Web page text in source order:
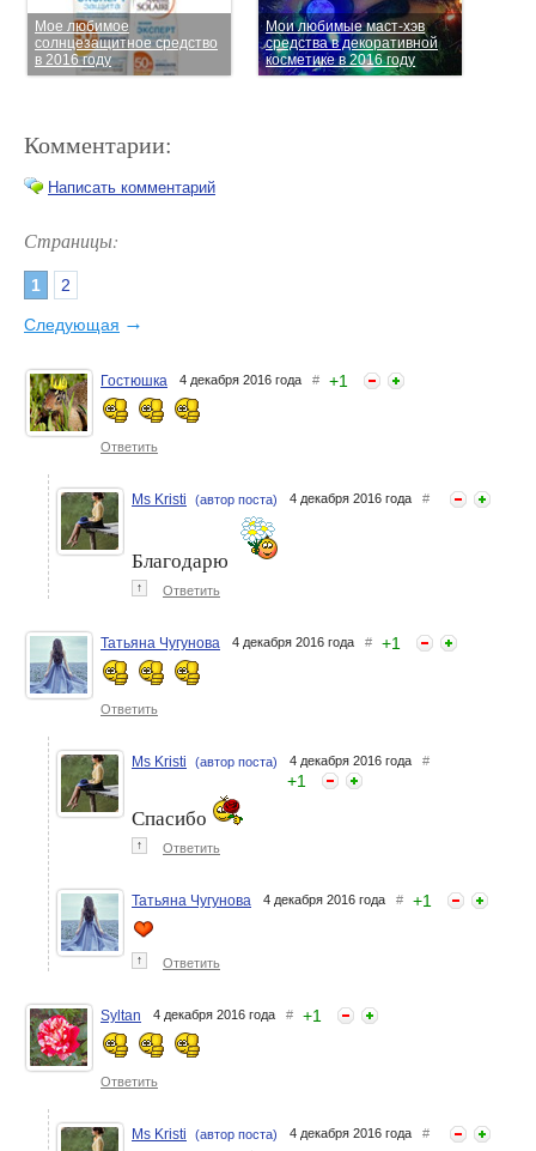
Мое любимое
солнцезащитное средство
в 2016 году
Мои любимые маст-хэв
средства в декоративной
косметике в 2016 году
Мои любимые средства у
Мои бьюти-открытия: 5
лучших средств для
очищения лица
Любимые средства от
Комментарии:
Написать комментарий
Страницы:
1 2
Следующая →
Гостюшка 4 декабря 2016 года # +1
Ответить
Ms Kristi (автор поста) 4 декабря 2016 года #
Благодарю
↑ Ответить
Татьяна Чугунова 4 декабря 2016 года # +1
Ответить
Ms Kristi (автор поста) 4 декабря 2016 года #
+1
Спасибо
↑ Ответить
Татьяна Чугунова 4 декабря 2016 года # +1
↑ Ответить
Syltan 4 декабря 2016 года # +1
Ответить
Ms Kristi (автор поста) 4 декабря 2016 года #